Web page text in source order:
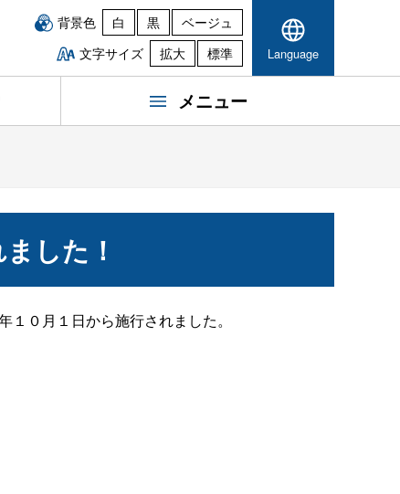
背景色 白 黒
ベージュ
文字サイズ
拡大 標準 Language
メニュー
した！
１０月１日から施行されました。